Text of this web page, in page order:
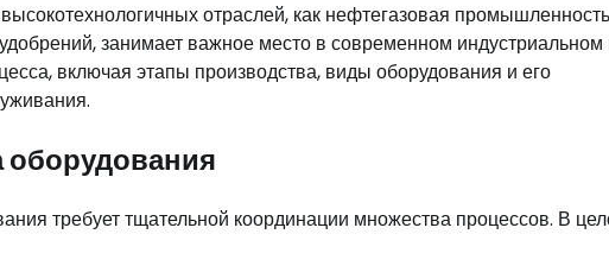
отраслей, как нефтегазовая
занимает важное место в современном индустриальном
включая этапы производства, виды оборудования и его
требует тщательной координации множества процессов. В